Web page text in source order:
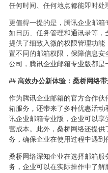
任何时间、任何地点都能即时处
更值得一提的是，腾讯企业邮箱
如日历、任务管理和通讯录等，
提供了细致入微的权限管理功
置不同的邮箱权限，保障信息安
公司，腾讯企业邮箱专业版都是
## 高效办公新体验：桑桥网络
作为腾讯企业邮箱的官方合作
箱服务，还带来了多种优惠活
讯企业邮箱专业版，企业可以
营成本。此外，桑桥网络还提供
务，确保企业在使用过程中遇到
桑桥网络深知企业在选择邮箱
务，企业可以在实际操作中了解